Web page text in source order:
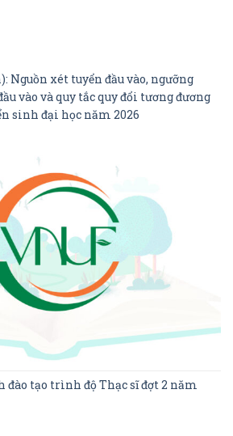
Nguồn xét tuyển đầu vào, ngưỡng
vào và quy tắc quy đổi tương đương
sinh đại học năm 2026
đào tạo trình độ Thạc sĩ đợt 2 năm